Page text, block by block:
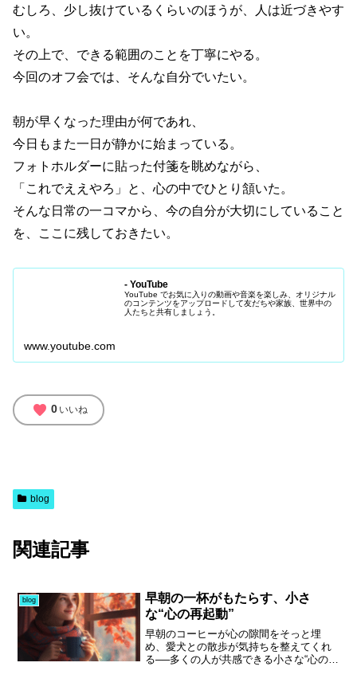
むしろ、少し抜けているくらいのほうが、人は近づきやす
い。
その上で、できる範囲のことを丁寧にやる。
今回のオフ会では、そんな自分でいたい。
朝が早くなった理由が何であれ、
今日もまた一日が静かに始まっている。
フォトホルダーに貼った付箋を眺めながら、
「これでええやろ」と、心の中でひとり頷いた。
そんな日常の一コマから、今の自分が大切にしていること
を、ここに残しておきたい。
- YouTube
YouTube でお気に入りの動画や音楽を楽しみ、オリジナル
のコンテンツをアップロードして友だちや家族、世界中の
人たちと共有しましょう。
www.youtube.com
favorite 0 いいね
blog
関連記事
blog
早朝の一杯がもたらす、小さ
な“心の再起動”
早朝のコーヒーが心の隙間をそっと埋
め、愛犬との散歩が気持ちを整えてくれ
る──多くの人が共感できる小さな“心の再